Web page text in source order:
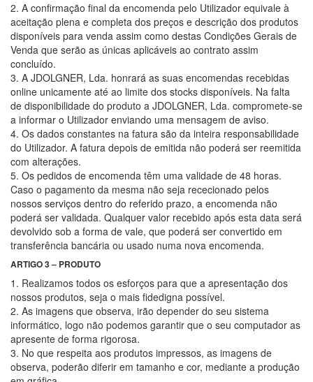
2. A confirmação final da encomenda pelo Utilizador equivale à
aceitação plena e completa dos preços e descrição dos produtos
disponíveis para venda assim como destas Condições Gerais de
Venda que serão as únicas aplicáveis ao contrato assim
concluído.
3. A JDOLGNER, Lda. honrará as suas encomendas recebidas
online unicamente até ao limite dos stocks disponíveis. Na falta
de disponibilidade do produto a JDOLGNER, Lda. compromete-se
a informar o Utilizador enviando uma mensagem de aviso.
4. Os dados constantes na fatura são da inteira responsabilidade
do Utilizador. A fatura depois de emitida não poderá ser reemitida
com alterações.
5. Os pedidos de encomenda têm uma validade de 48 horas.
Caso o pagamento da mesma não seja rececionado pelos
nossos serviços dentro do referido prazo, a encomenda não
poderá ser validada. Qualquer valor recebido após esta data será
devolvido sob a forma de vale, que poderá ser convertido em
transferência bancária ou usado numa nova encomenda.
ARTIGO 3 – PRODUTO
1. Realizamos todos os esforços para que a apresentação dos
nossos produtos, seja o mais fidedigna possível.
2. As imagens que observa, irão depender do seu sistema
informático, logo não podemos garantir que o seu computador as
apresente de forma rigorosa.
3. No que respeita aos produtos impressos, as imagens de
observa, poderão diferir em tamanho e cor, mediante a produção